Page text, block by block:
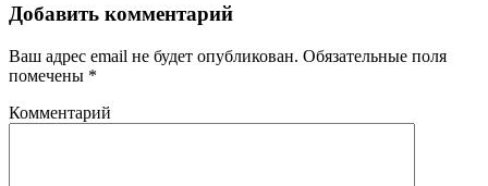
Добавить комментарий
Ваш адрес email не будет опубликован. Обязательные поля
помечены *
Комментарий